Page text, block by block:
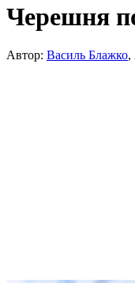
Черешня
Автор: Василь Блажко,